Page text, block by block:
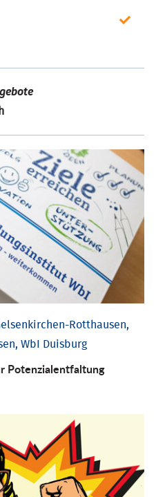
Rotthausen,
WbI Duisburg
Potenzialentfaltung